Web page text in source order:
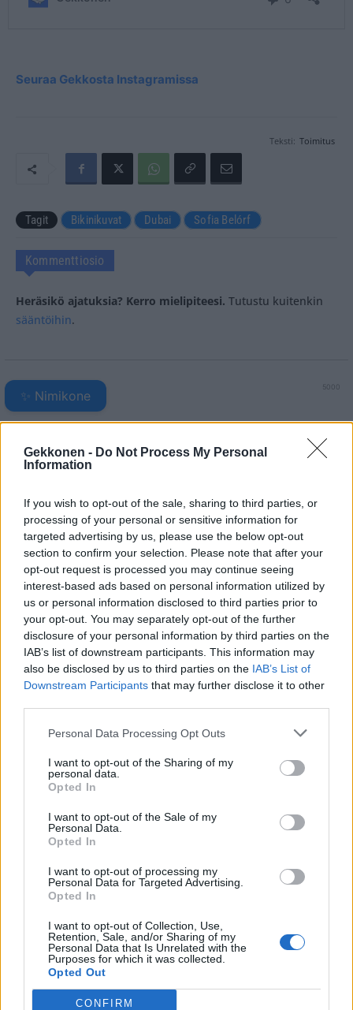
Gekkonen - Do Not Process My Personal
Information
If you wish to opt-out of the sale, sharing to third parties, or
processing of your personal or sensitive information for
targeted advertising by us, please use the below opt-out
section to confirm your selection. Please note that after your
opt-out request is processed you may continue seeing
interest-based ads based on personal information utilized by
us or personal information disclosed to third parties prior to
your opt-out. You may separately opt-out of the further
disclosure of your personal information by third parties on the
IAB’s list of downstream participants. This information may
also be disclosed by us to third parties on the IAB’s List of
Downstream Participants that may further disclose it to other
Personal Data Processing Opt Outs
I want to opt-out of the Sharing of my
personal data.
Opted In
I want to opt-out of the Sale of my
Personal Data.
Opted In
I want to opt-out of processing my
Personal Data for Targeted Advertising.
Opted In
I want to opt-out of Collection, Use,
Retention, Sale, and/or Sharing of my
Personal Data that Is Unrelated with the
Purposes for which it was collected.
Opted Out
CONFIRM
Seuraa Gekkosta Instagramissa
Teksti: Toimitus
Tagit Bikinikuvat Dubai Sofia Belórf
Kommenttiosio
Heräsikö ajatuksia? Kerro mielipiteesi. Tutustu kuitenkin
sääntöihin.
5000
✨ Nimikone
KOMMENTTIA
Chiba
1 vuosi sitten
Oksettava kuvottava lortto!!!!!!!
Vastaa
sen edestä löytää ninkä taakse
1 vuosi sitten
Voi sentään,on aika epätoivoinen kun sen suoremmin ei voisi
näyttää mikä on naisiaan,sääliksi käy naisparkaa mutta itsehän
on asiansa saanut tuohon jamaan,ei voi olla ylpeä.
Vastaa